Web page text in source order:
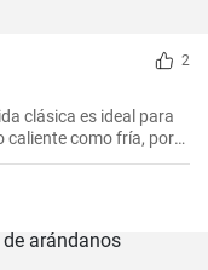
2
clásica es ideal para
caliente como fría, por
o una fiesta.